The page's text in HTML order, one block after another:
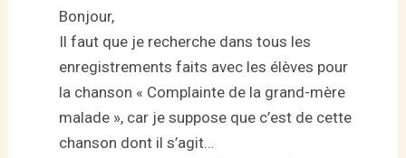
Bonjour,
Il faut que je recherche dans tous les
enregistrements faits avec les élèves pour
la chanson « Complainte de la grand-mère
malade », car je suppose que c’est de cette
chanson dont il s’agit…